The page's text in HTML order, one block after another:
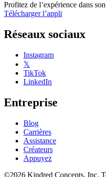
Profitez de l’expérience dans
Télécharger l’appli
Réseaux sociaux
Instagram
𝕏
TikTok
LinkedIn
Entreprise
Blog
Carrières
Assistance
Créateurs
Appuyez
©2026 Kindred Concepts, Inc.